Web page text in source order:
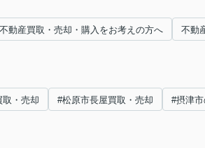
動産買取・売却・購入をお考えの方へ 不動
取・売却 #松原市長屋買取・売却 #摂津